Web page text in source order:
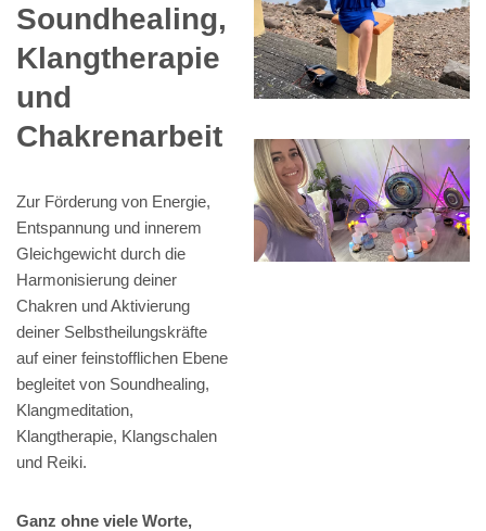
Soundhealing,
Klangtherapie
und
Chakrenarbeit
Zur Förderung von Energie,
Entspannung und innerem
Gleichgewicht durch die
Harmonisierung deiner
Chakren und Aktivierung
deiner Selbstheilungskräfte
auf einer feinstofflichen Ebene
begleitet von Soundhealing,
Klangmeditation,
Klangtherapie, Klangschalen
und Reiki.
Ganz ohne viele Worte,